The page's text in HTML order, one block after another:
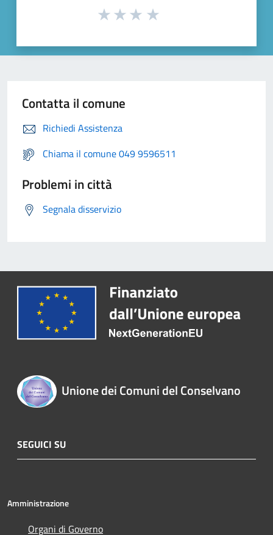
Contatta il comune
Richiedi Assistenza
Chiama il comune 049 9596511
Problemi in città
Segnala disservizio
Unione dei Comuni del Conselvano
SEGUICI SU
Amministrazione
Organi di Governo